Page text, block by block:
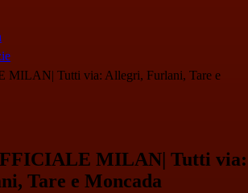
MILAN| Tutti via: Allegri, Furlani, Tare e
MILAN| Tutti via:
Tare e Moncada